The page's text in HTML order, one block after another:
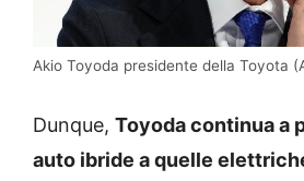
Akio Toyoda presidente della Toyota
Dunque, Toyoda continua a
auto ibride a quelle